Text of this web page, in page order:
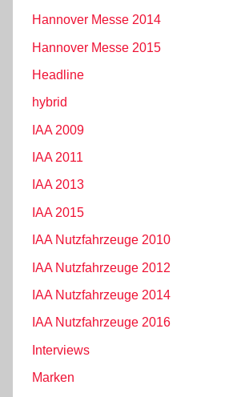
Hannover Messe 2014
Hannover Messe 2015
Headline
hybrid
IAA 2009
IAA 2011
IAA 2013
IAA 2015
IAA Nutzfahrzeuge 2010
IAA Nutzfahrzeuge 2012
IAA Nutzfahrzeuge 2014
IAA Nutzfahrzeuge 2016
Interviews
Marken